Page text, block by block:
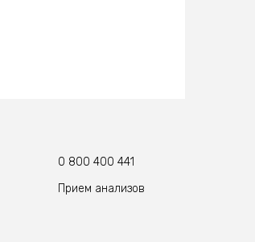
0 800 400 441
Прием анализов